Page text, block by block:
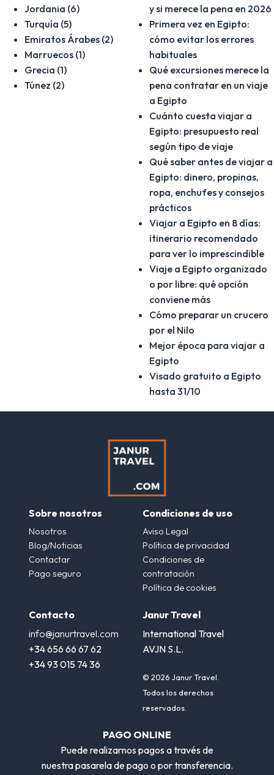
Jordania (6)
Turquía (5)
Emiratos Árabes (2)
Marruecos (1)
Grecia (1)
Túnez (2)
y si merece la pena en 2026
Primera vez en Egipto:
cómo evitar los errores
habituales
Qué excursiones merece la
pena contratar en un viaje
a Egipto
Cuánto cuesta viajar a
Egipto: presupuesto real
según tipo de viaje
Qué saber antes de viajar a
Egipto: dinero, propinas,
ropa, enchufes y consejos
prácticos
Viajar a Egipto en 8 días:
itinerario recomendado
para ver lo imprescindible
Viaje a Egipto organizado
o por libre: qué opción
conviene más
Cómo preparar un crucero
por el Nilo
Mejor época para viajar a
Egipto
Visado gratuito a Egipto
hasta 31/10
Sobre nosotros
Nosotros
Blog/Noticias
Contactar
Pago seguro
Condiciones de uso
Aviso Legal
Política de privacidad
Condiciones de
contratación
Política de cookies
Contacto
info@janurtravel.com
+34 656 66 67 62
+34 93 015 74 36
Janur Travel
International Travel
AVJN S.L.
© 2026 Janur Travel.
Todos los derechos
reservados.
PAGO ONLINE
Puede realizarnos pagos a través de
nuestra pasarela de pago o por transferencia.